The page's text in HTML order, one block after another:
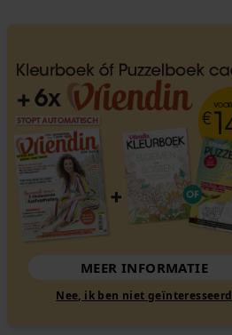
MEER INFORMATIE
Nee, ik ben niet geïnteresseerd